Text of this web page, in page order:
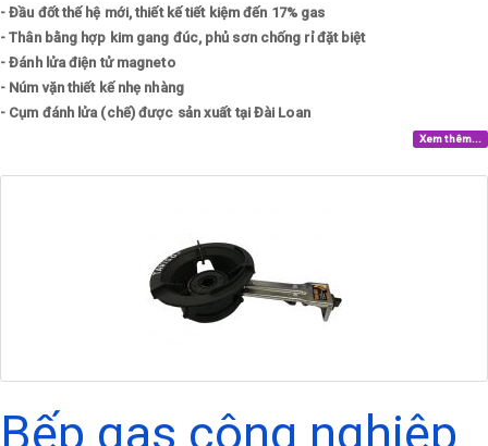
- Đầu đốt thế hệ mới, thiết kế tiết kiệm đến 17% gas
- Thân bằng hợp kim gang đúc, phủ sơn chống rỉ đặt biệt
- Đánh lửa điện tử magneto
- Núm vặn thiết kế nhẹ nhàng
- Cụm đánh lửa (chế) được sản xuất tại Đài Loan
Xem thêm...
Bếp gas công nghiệp